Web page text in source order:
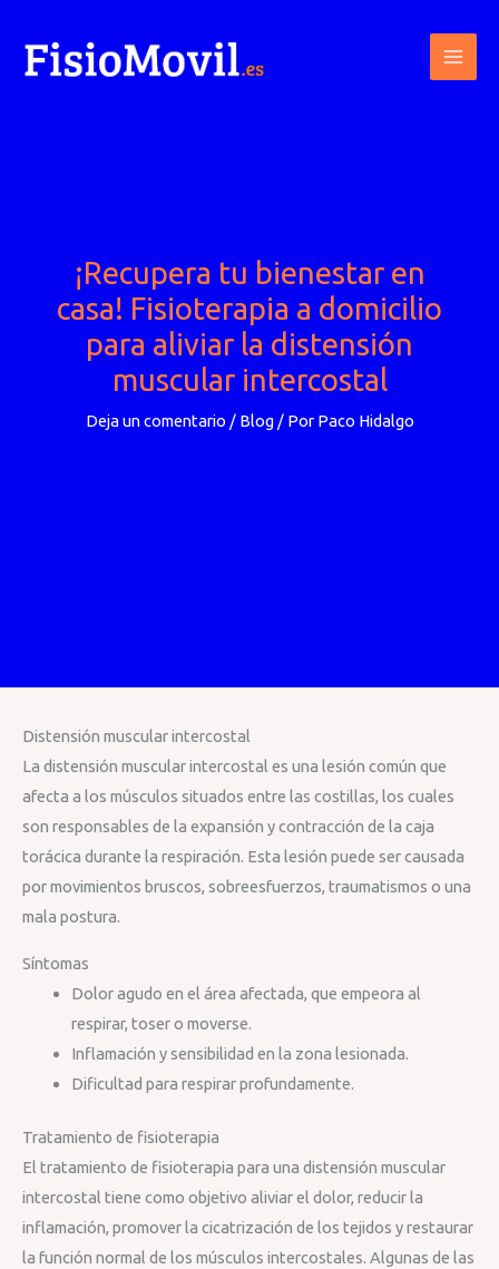
contenido
¡Recupera tu bienestar en
casa! Fisioterapia a domicilio
para aliviar la distensión
muscular intercostal
Deja un comentario / Blog/ Por Paco Hidalgo
Distensión muscular intercostal
La distensión muscular intercostal es una lesión común que
afecta a los músculos situados entre las costillas, los cuales
son responsables de la expansión y contracción de la caja
torácica durante la respiración. Esta lesión puede ser causada
por movimientos bruscos, sobreesfuerzos, traumatismos o una
mala postura.
Síntomas
Dolor agudo en el área afectada, que empeora al
respirar, toser o moverse.
Inflamación y sensibilidad en la zona lesionada.
Dificultad para respirar profundamente.
Tratamiento de fisioterapia
El tratamiento de fisioterapia para una distensión muscular
intercostal tiene como objetivo aliviar el dolor, reducir la
inflamación, promover la cicatrización de los tejidos y restaurar
la función normal de los músculos intercostales. Algunas de las